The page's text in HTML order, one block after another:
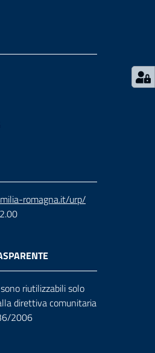
romagna.it/urp/
riutilizzabili solo
direttiva comunitaria
2006